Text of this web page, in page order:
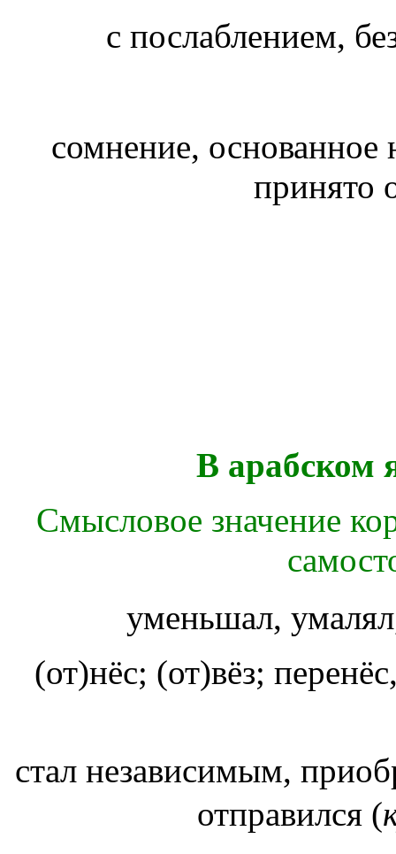
с послаблением,
сомнение, основанное
принято
В арабском
Смысловое значение
уменьшал,
(от)нёс; (от)вёз;
стал независимым,
отправился (